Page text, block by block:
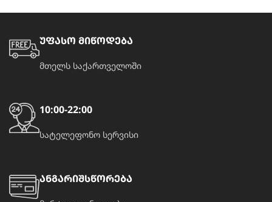
უფასო მიწოდება
მთელს საქართველოში
10:00-22:00
სატელეფონო სერვისი
ანგარიშსწორება